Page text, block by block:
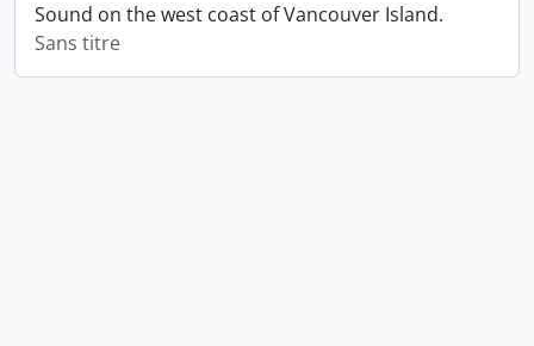
Sound on the west coast of Vancouver Island.
Sans titre